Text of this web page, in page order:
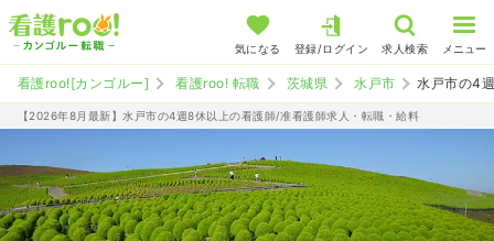
気になる 登録/ログイン 求人検索 メニュー
看護roo![カンゴルー] 看護roo! 転職 茨城県 水戸市 水戸市の4
【2026年8月最新】水戸市の4週8休以上の看護師/准看護師求人・転職・給料